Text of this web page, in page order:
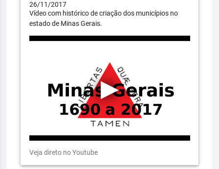
26/11/2017
Vídeo com histórico de criação dos municípios no
estado de Minas Gerais.
Veja direto no Youtube